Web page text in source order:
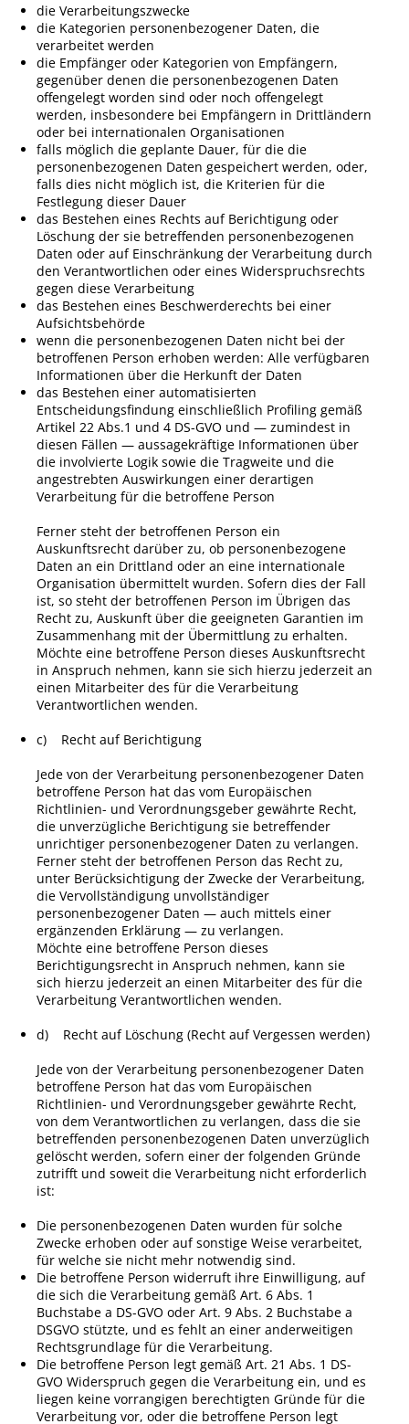
die Verarbeitungszwecke
die Kategorien personenbezogener Daten, die
verarbeitet werden
die Empfänger oder Kategorien von Empfängern,
gegenüber denen die personenbezogenen Daten
offengelegt worden sind oder noch offengelegt
werden, insbesondere bei Empfängern in Drittländern
oder bei internationalen Organisationen
falls möglich die geplante Dauer, für die die
personenbezogenen Daten gespeichert werden, oder,
falls dies nicht möglich ist, die Kriterien für die
Festlegung dieser Dauer
das Bestehen eines Rechts auf Berichtigung oder
Löschung der sie betreffenden personenbezogenen
Daten oder auf Einschränkung der Verarbeitung durch
den Verantwortlichen oder eines Widerspruchsrechts
gegen diese Verarbeitung
das Bestehen eines Beschwerderechts bei einer
Aufsichtsbehörde
wenn die personenbezogenen Daten nicht bei der
betroffenen Person erhoben werden: Alle verfügbaren
Informationen über die Herkunft der Daten
das Bestehen einer automatisierten
Entscheidungsfindung einschließlich Profiling gemäß
Artikel 22 Abs.1 und 4 DS-GVO und — zumindest in
diesen Fällen — aussagekräftige Informationen über
die involvierte Logik sowie die Tragweite und die
angestrebten Auswirkungen einer derartigen
Verarbeitung für die betroffene Person
Ferner steht der betroffenen Person ein
Auskunftsrecht darüber zu, ob personenbezogene
Daten an ein Drittland oder an eine internationale
Organisation übermittelt wurden. Sofern dies der Fall
ist, so steht der betroffenen Person im Übrigen das
Recht zu, Auskunft über die geeigneten Garantien im
Zusammenhang mit der Übermittlung zu erhalten.
Möchte eine betroffene Person dieses Auskunftsrecht
in Anspruch nehmen, kann sie sich hierzu jederzeit an
einen Mitarbeiter des für die Verarbeitung
Verantwortlichen wenden.
c) Recht auf Berichtigung
Jede von der Verarbeitung personenbezogener Daten
betroffene Person hat das vom Europäischen
Richtlinien- und Verordnungsgeber gewährte Recht,
die unverzügliche Berichtigung sie betreffender
unrichtiger personenbezogener Daten zu verlangen.
Ferner steht der betroffenen Person das Recht zu,
unter Berücksichtigung der Zwecke der Verarbeitung,
die Vervollständigung unvollständiger
personenbezogener Daten — auch mittels einer
ergänzenden Erklärung — zu verlangen.
Möchte eine betroffene Person dieses
Berichtigungsrecht in Anspruch nehmen, kann sie
sich hierzu jederzeit an einen Mitarbeiter des für die
Verarbeitung Verantwortlichen wenden.
d) Recht auf Löschung (Recht auf Vergessen werden)
Jede von der Verarbeitung personenbezogener Daten
betroffene Person hat das vom Europäischen
Richtlinien- und Verordnungsgeber gewährte Recht,
von dem Verantwortlichen zu verlangen, dass die sie
betreffenden personenbezogenen Daten unverzüglich
gelöscht werden, sofern einer der folgenden Gründe
zutrifft und soweit die Verarbeitung nicht erforderlich
ist:
Die personenbezogenen Daten wurden für solche
Zwecke erhoben oder auf sonstige Weise verarbeitet,
für welche sie nicht mehr notwendig sind.
Die betroffene Person widerruft ihre Einwilligung, auf
die sich die Verarbeitung gemäß Art. 6 Abs. 1
Buchstabe a DS-GVO oder Art. 9 Abs. 2 Buchstabe a
DSGVO stützte, und es fehlt an einer anderweitigen
Rechtsgrundlage für die Verarbeitung.
Die betroffene Person legt gemäß Art. 21 Abs. 1 DS-
GVO Widerspruch gegen die Verarbeitung ein, und es
liegen keine vorrangigen berechtigten Gründe für die
Verarbeitung vor, oder die betroffene Person legt